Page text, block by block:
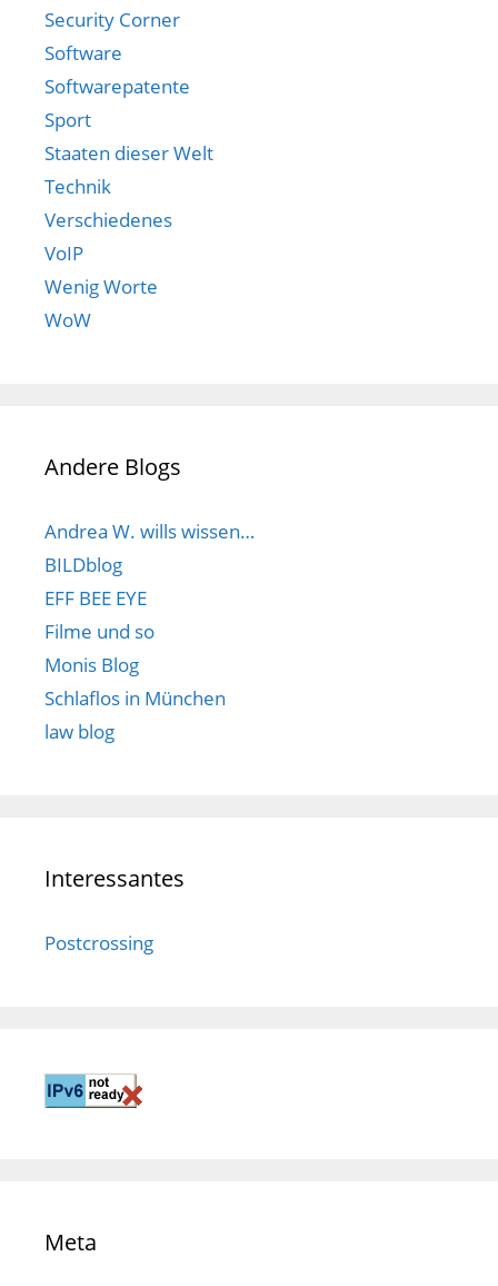
Security Corner
Software
Softwarepatente
Sport
Staaten dieser Welt
Technik
Verschiedenes
VoIP
Wenig Worte
WoW
Andere Blogs
Andrea W. wills wissen…
BILDblog
EFF BEE EYE
Filme und so
Monis Blog
Schlaflos in München
law blog
Interessantes
Postcrossing
Meta